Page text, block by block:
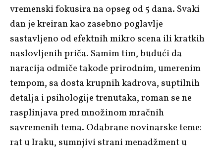
vremenski fokusira na opseg od 5 dana. Svaki
dan je kreiran kao zasebno poglavlje
sastavljeno od efektnih mikro scena ili kratkih
naslovljenih priča. Samim tim, budući da
naracija odmiče takođe prirodnim, umerenim
tempom, sa dosta krupnih kadrova, suptilnih
detalja i psihologije trenutaka, roman se ne
rasplinjava pred množinom mračnih
savremenih tema. Odabrane novinarske teme:
rat u Iraku, sumnjivi strani menadžment u